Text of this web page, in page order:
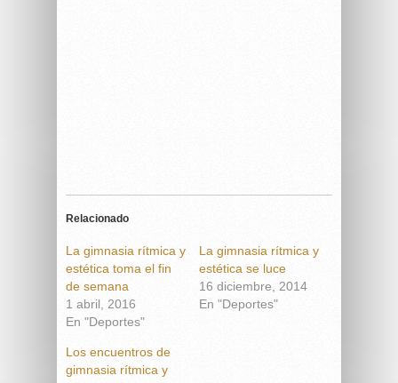
Relacionado
La gimnasia rítmica y
estética toma el fin
de semana
1 abril, 2016
En "Deportes"
La gimnasia rítmica y
estética se luce
16 diciembre, 2014
En "Deportes"
Los encuentros de
gimnasia rítmica y